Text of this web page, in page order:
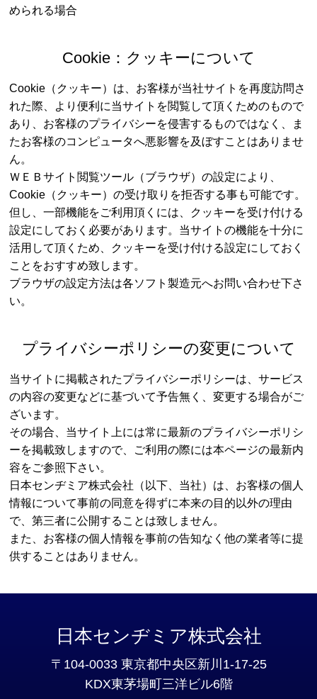
められる場合
Cookie：クッキーについて
Cookie（クッキー）は、お客様が当社サイトを再度訪問さ
れた際、より便利に当サイトを閲覧して頂くためのもので
あり、お客様のプライバシーを侵害するものではなく、ま
たお客様のコンピュータへ悪影響を及ぼすことはありませ
ん。
ＷＥＢサイト閲覧ツール（ブラウザ）の設定により、
Cookie（クッキー）の受け取りを拒否する事も可能です。
但し、一部機能をご利用頂くには、クッキーを受け付ける
設定にしておく必要があります。当サイトの機能を十分に
活用して頂くため、クッキーを受け付ける設定にしておく
ことをおすすめ致します。
ブラウザの設定方法は各ソフト製造元へお問い合わせ下さ
い。
プライバシーポリシーの変更について
当サイトに掲載されたプライバシーポリシーは、サービス
の内容の変更などに基づいて予告無く、変更する場合がご
ざいます。
その場合、当サイト上には常に最新のプライバシーポリシ
ーを掲載致しますので、ご利用の際には本ページの最新内
容をご参照下さい。
日本センヂミア株式会社（以下、当社）は、お客様の個人
情報について事前の同意を得ずに本来の目的以外の理由
で、第三者に公開することは致しません。
また、お客様の個人情報を事前の告知なく他の業者等に提
供することはありません。
日本センヂミア株式会社
〒104-0033 東京都中央区新川1-17-25
KDX東茅場町三洋ビル6階